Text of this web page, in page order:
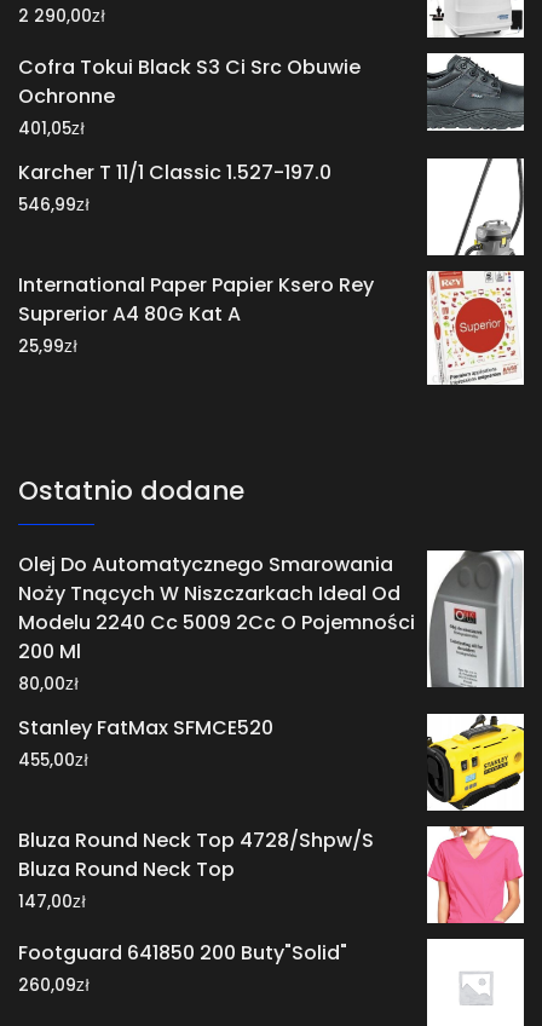
2 290,00zł
Cofra Tokui Black S3 Ci Src Obuwie
Ochronne
401,05zł
Karcher T 11/1 Classic 1.527-197.0
546,99zł
International Paper Papier Ksero Rey
Suprerior A4 80G Kat A
25,99zł
Ostatnio dodane
Olej Do Automatycznego Smarowania
Noży Tnących W Niszczarkach Ideal Od
Modelu 2240 Cc 5009 2Cc O Pojemności
200 Ml
80,00zł
Stanley FatMax SFMCE520
455,00zł
Bluza Round Neck Top 4728/Shpw/S
Bluza Round Neck Top
147,00zł
Footguard 641850 200 Buty"Solid"
260,09zł